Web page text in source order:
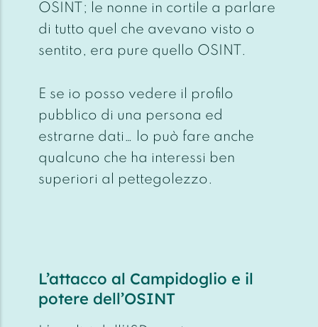
OSINT; le nonne in cortile a parlare
di tutto quel che avevano visto o
sentito, era pure quello OSINT.
E se io posso vedere il profilo
pubblico di una persona ed
estrarne dati… lo può fare anche
qualcuno che ha interessi ben
superiori al pettegolezzo.
L’attacco al Campidoglio e il
potere dell’OSINT